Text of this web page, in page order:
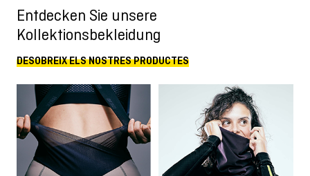
Entdecken Sie unsere
Kollektionsbekleidung
DESOBREIX ELS NOSTRES PRODUCTES